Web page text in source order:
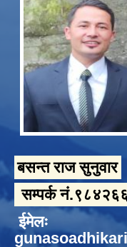
बसन्त राज सुनुवार
सम्पर्क
ईमेलः